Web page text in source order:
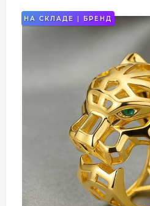
НА СКЛАДЕ | БРЕНД